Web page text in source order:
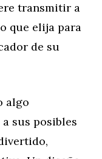
transmitir a
que elija para
de su
algo
sus posibles